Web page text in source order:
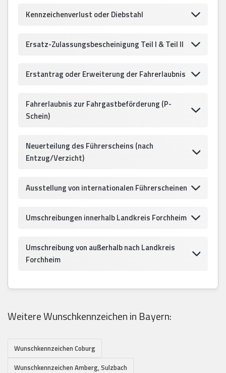
Kennzeichenverlust oder Diebstahl
Ersatz-Zulassungsbescheinigung Teil I & Teil II
Erstantrag oder Erweiterung der Fahrerlaubnis
Fahrerlaubnis zur Fahrgastbeförderung (P-
Schein)
Neuerteilung des Führerscheins (nach
Entzug/Verzicht)
Ausstellung von internationalen Führerscheinen
Umschreibungen innerhalb Landkreis Forchheim
Umschreibung von außerhalb nach Landkreis
Forchheim
Weitere Wunschkennzeichen in Bayern:
Wunschkennzeichen Coburg
Wunschkennzeichen Amberg, Sulzbach